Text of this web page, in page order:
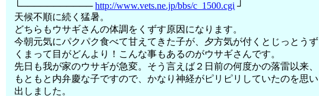
└───────────http://www.vets.ne.jp/bbs/c_1500.cgi ┘
天候不順に続く猛暑。
どちらもウサギさんの体調をくずす原因になります。
今朝元気にパクパク食べて甘えてきた子が、夕方気が付くとじっとうず
くまって目がどんより！こんな事もあるのがウサギさんです。
先日も我が家のウサギが急変。そう言えば２日前の何度かの落雷以来、
もともと内弁慶な子ですので、かなり神経がピリピリしていたのを思い
出しました。